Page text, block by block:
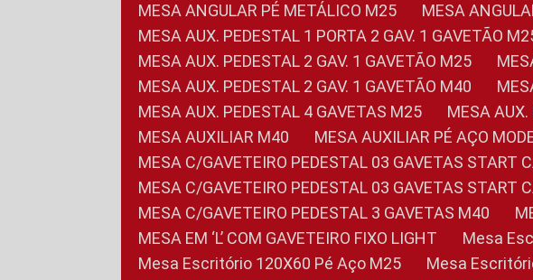
MESA ANGULAR PÉ METÁLICO M25
MESA
MESA AUX. PEDESTAL 1 PORTA 2 GAV. 1 GAVETÃO
MESA AUX. PEDESTAL 2 GAV. 1 GAVETÃO M25
MESA AUX. PEDESTAL 2 GAV. 1 GAVETÃO M40
MESA AUX. PEDESTAL 4 GAVETAS M25
MESA
MESA AUXILIAR M40
MESA AUXILIAR PÉ AÇO
MESA C/GAVETEIRO PEDESTAL 03 GAVETAS START
MESA C/GAVETEIRO PEDESTAL 03 GAVETAS START
MESA C/GAVETEIRO PEDESTAL 3 GAVETAS M40
MESA EM ‘L’ COM GAVETEIRO FIXO LIGHT
Mesa
Mesa Escritório 120X60 Pé Aço M25
Mesa